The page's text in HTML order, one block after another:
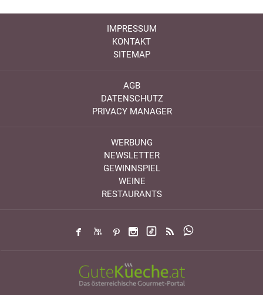
IMPRESSUM
KONTAKT
SITEMAP
AGB
DATENSCHUTZ
PRIVACY MANAGER
WERBUNG
NEWSLETTER
GEWINNSPIEL
WEINE
RESTAURANTS